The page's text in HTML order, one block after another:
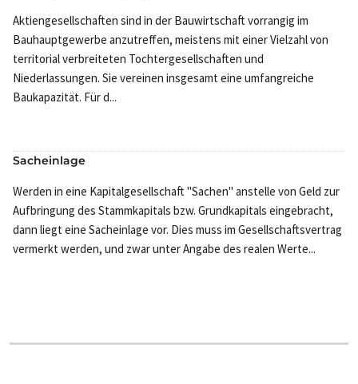
Aktiengesellschaften sind in der Bauwirtschaft vorrangig im
Bauhauptgewerbe anzutreffen, meistens mit einer Vielzahl von
territorial verbreiteten Tochtergesellschaften und
Niederlassungen. Sie vereinen insgesamt eine umfangreiche
Baukapazität. Für d...
Sacheinlage
Werden in eine Kapitalgesellschaft "Sachen" anstelle von Geld zur
Aufbringung des Stammkapitals bzw. Grundkapitals eingebracht,
dann liegt eine Sacheinlage vor. Dies muss im Gesellschaftsvertrag
vermerkt werden, und zwar unter Angabe des realen Werte...